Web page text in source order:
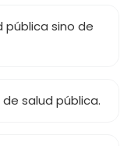
pública sino de
salud pública.